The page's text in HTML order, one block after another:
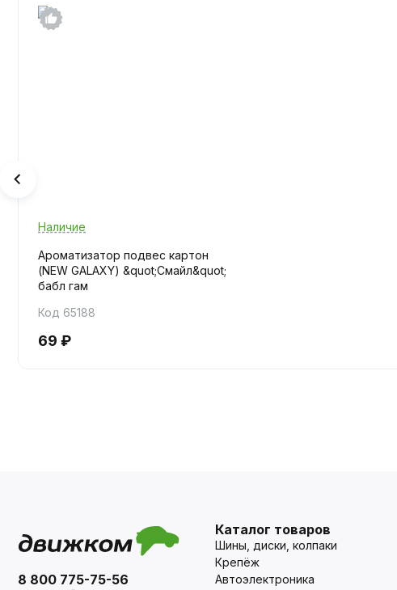
Наличие
Ароматизатор подвес картон
(NEW GALAXY) &quot;Смайл&quot;
бабл гам
Код 65188
69 ₽
8 800 775-75-56
Каталог товаров
Шины, диски, колпаки
Крепёж
Автоэлектроника